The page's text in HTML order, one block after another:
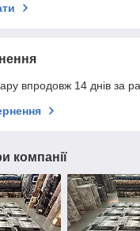
впродовж 14 днів за
компанії